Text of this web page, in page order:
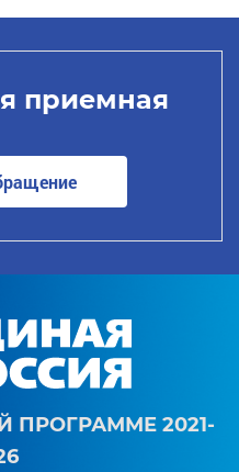
приемная
ПРОГРАММЕ 2021-